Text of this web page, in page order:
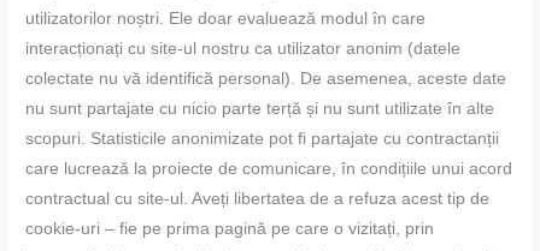
utilizatorilor noștri. Ele doar evaluează modul în care
interacționați cu site-ul nostru ca utilizator anonim (datele
colectate nu vă identifică personal). De asemenea, aceste date
nu sunt partajate cu nicio parte terță și nu sunt utilizate în alte
scopuri. Statisticile anonimizate pot fi partajate cu contractanții
care lucrează la proiecte de comunicare, în condițiile unui acord
contractual cu site-ul. Aveți libertatea de a refuza acest tip de
cookie-uri – fie pe prima pagină pe care o vizitați, prin